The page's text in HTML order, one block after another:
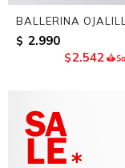
BALLERINA
$ 2.990
$2.542